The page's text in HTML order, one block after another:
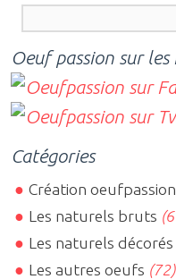
Oeuf passion sur les
Catégories
Création oeufpassion
Les naturels bruts
Les naturels décorés
Les autres oeufs (72)